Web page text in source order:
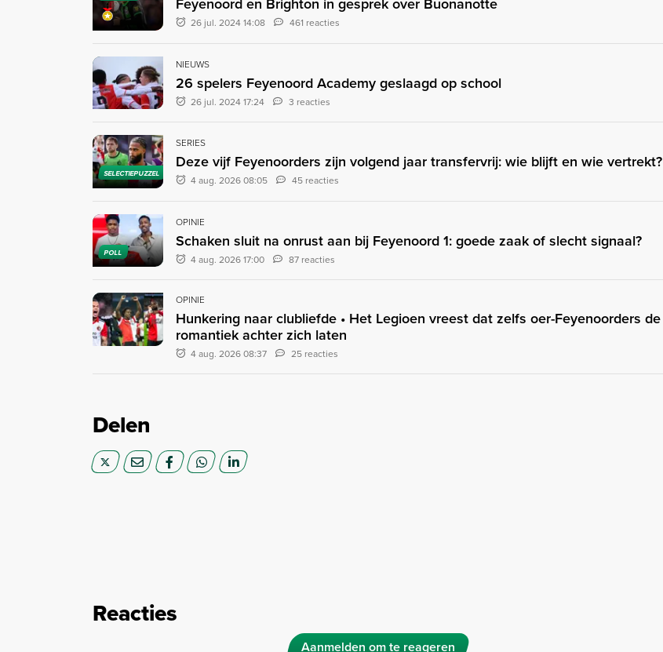
26 jul. 2024 14:08 461 reacties
NIEUWS
26 spelers Feyenoord Academy geslaagd op school
26 jul. 2024 17:24 3 reacties
SELECTIEPUZZEL
SERIES
Deze vijf Feyenoorders zijn volgend jaar transfervrij: wie blijft en wie vertrekt?
4 aug. 2026 08:05 45 reacties
POLL
OPINIE
Schaken sluit na onrust aan bij Feyenoord 1: goede zaak of slecht signaal?
4 aug. 2026 17:00 87 reacties
OPINIE
Hunkering naar clubliefde • Het Legioen vreest dat zelfs oer-Feyenoorders de
romantiek achter zich laten
4 aug. 2026 08:37 25 reacties
Delen
Reacties
Aanmelden om te reageren